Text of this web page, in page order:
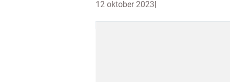
12 oktober 2023